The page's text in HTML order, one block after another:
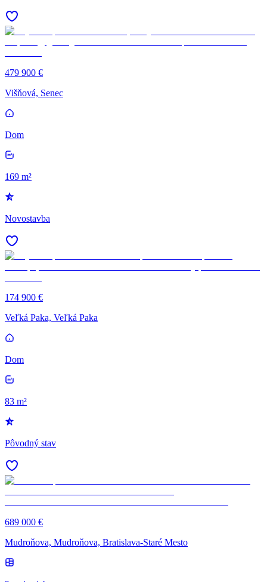
479 900 €
Višňová, Senec
Dom
169 m²
Novostavba
174 900 €
Veľká Paka, Veľká Paka
Dom
83 m²
Pôvodný stav
689 000 €
Mudroňova, Mudroňova, Bratislava-Staré Mesto